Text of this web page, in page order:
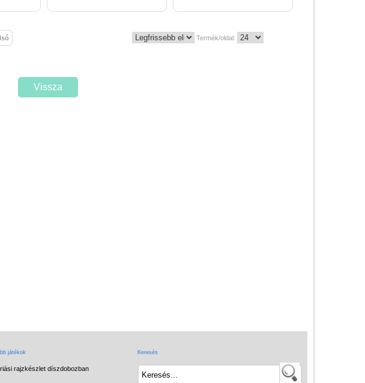
Termék/oldal:
Vissza
játékok
rajzkészlet díszdobozban
Keresés
Reklamáció és Elállás